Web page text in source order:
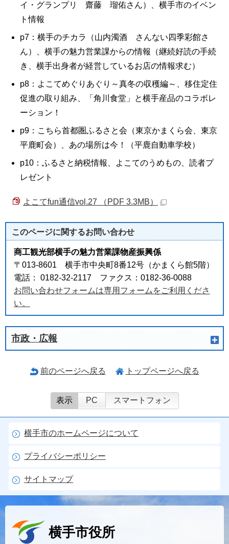
イ・グランプリ 齋藤 瑠佑さん）、横手市のイベン
ト情報
p7：横手のチカラ（山内濁酒 さんない四季彩館さ
ん）、横手の魅力営業課からの情報（継続好読の手続
き、横手出身者が経営しているお店の情報求む）
p8：よこてめぐりあぐり～真冬の収穫編～、移住定住
促進の取り組み、「角川食堂」と横手産品のコラボレ
ーション！
p9：こちら首都圏ふるさと会（東京かまくら会、東京
平鹿町会）、あの場所は今！（平鹿自動車学校）
p10：ふるさと納税情報、よこてのうめもの、読者プ
レゼント
よこてfun通信vol.27 （PDF 3.3MB）
このページに関するお問い合わせ
商工観光部横手の魅力営業課物産振興係
〒013-8601 横手市中央町8番12号（かまくら館5階）
電話： 0182-32-2117 ファクス：0182-36-0088
お問い合わせフォームは専用フォームをご利用くださ
い。
市政・広報
前のページへ戻る トップページへ戻る
表示 PC スマートフォン
横手市のホームページについて
プライバシーポリシー
サイトマップ
横手市役所